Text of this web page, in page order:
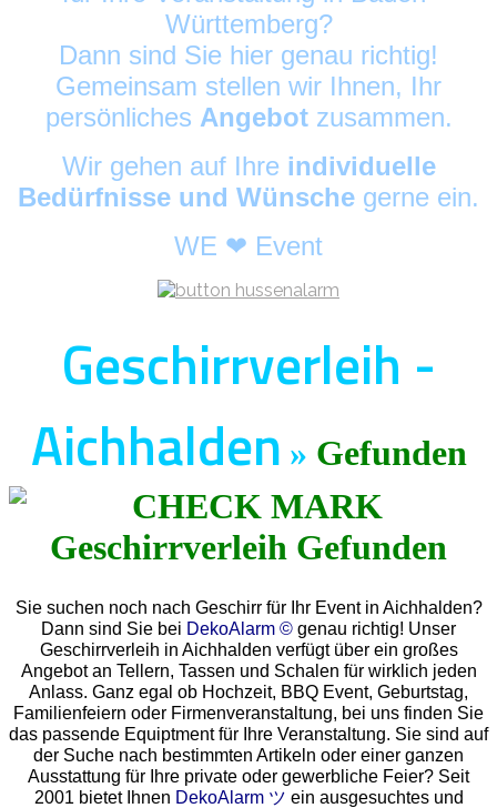
Württemberg?
Dann sind Sie hier genau richtig!
Gemeinsam stellen wir Ihnen, Ihr
persönliches Angebot zusammen.
Wir gehen auf Ihre individuelle
Bedürfnisse und Wünsche gerne ein.
WE ❤ Event
Geschirrverleih -
Aichhalden » Gefunden
Sie suchen noch nach Geschirr für Ihr Event in Aichhalden?
Dann sind Sie bei DekoAlarm © genau richtig! Unser
Geschirrverleih in Aichhalden verfügt über ein großes
Angebot an Tellern, Tassen und Schalen für wirklich jeden
Anlass. Ganz egal ob Hochzeit, BBQ Event, Geburtstag,
Familienfeiern oder Firmenveranstaltung, bei uns finden Sie
das passende Equiptment für Ihre Veranstaltung. Sie sind auf
der Suche nach bestimmten Artikeln oder einer ganzen
Ausstattung für Ihre private oder gewerbliche Feier? Seit
2001 bietet Ihnen DekoAlarm ツ ein ausgesuchtes und